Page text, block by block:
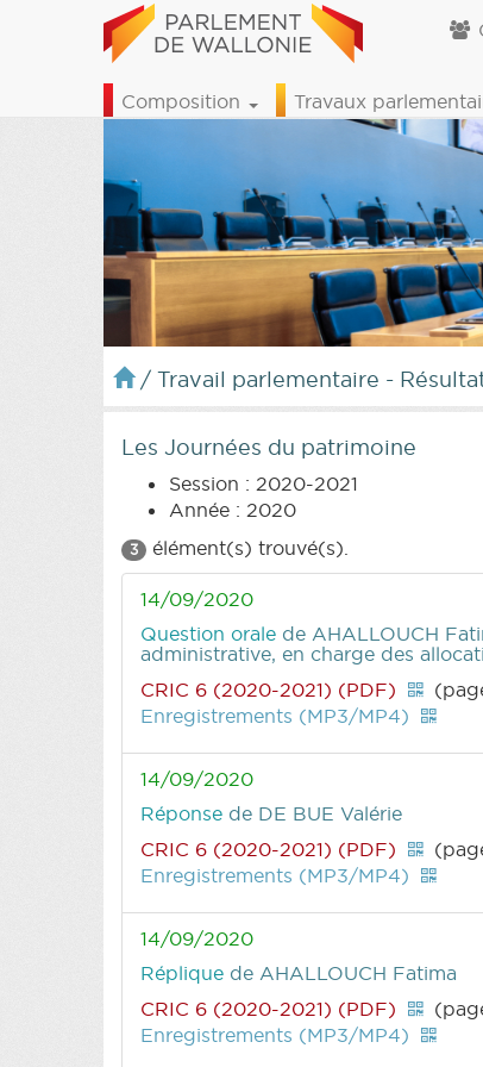
Composition Travaux
/ Travail parlementaire -
Les Journées du patrimoine
Session : 2020-2021
Année : 2020
3 élément(s) trouvé(s).
14/09/2020
Question orale de AHALLOUCH
administrative, en charge des
CRIC 6 (2020-2021) (PDF)
Enregistrements (MP3/MP4)
14/09/2020
Réponse de DE BUE Valérie
CRIC 6 (2020-2021) (PDF)
Enregistrements (MP3/MP4)
14/09/2020
Réplique de AHALLOUCH Fatima
CRIC 6 (2020-2021) (PDF)
Enregistrements (MP3/MP4)